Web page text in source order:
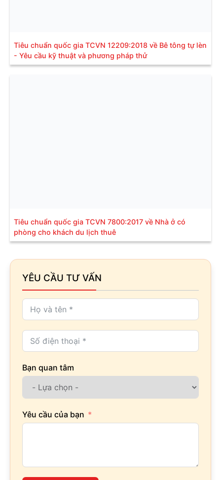
Tiêu chuẩn quốc gia TCVN 12209:2018 về Bê tông tự lèn
- Yêu cầu kỹ thuật và phương pháp thử
Tiêu chuẩn quốc gia TCVN 7800:2017 về Nhà ở có
phòng cho khách du lịch thuê
YÊU CẦU TƯ VẤN
Bạn quan tâm
Yêu cầu của bạn